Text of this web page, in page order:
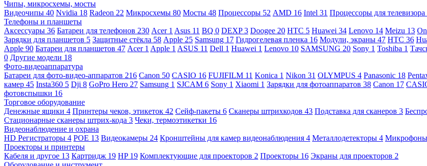
Чипы, микросхемы, мосты
Видеочипы 40 Nvidia 18 Radeon 22 Микросхемы 80 Мосты 48 Процессоры 52 AMD 16 Intel 31 Процессоры для телевизора
Телефоны и планшеты
Аксессуары 36 Батареи для телефонов 230 Acer 1 Asus 11 BQ 0 DEXP3 Doogee 20 HTC 5 Huawei 34 Lenovo 14 Meizu 13
Зарядки для планшетов 5 Защитные стёкла 58 Apple 25 Samsung 17 Гидрогелевая пленка 16 Модули, экраны 47 HTC 36
Apple 90 Батареи для планшетов 47 Acer 1 Apple 1 ASUS 11 Dell 1 Huawei 1 Lenovo 10 SAMSUNG 20 Sony 1 Toshiba 1
0 Другие модели 18
Фото-видеоаппаратура
Батареи для фото-видео-аппаратов 216 Canon 50 CASIO 16 FUJIFILM 11 Konica 1 Nikon 31 OLYMPUS 4 Panasonic 18
камер 45 Insta360 5 Dji 8 GoPro Hero 27 Samsung 1 SJCAM 6 Sony 1 Xiaomi 1 Зарядки для фотоаппаратов 38 Canon 17
фотовспышки 16
Торговое оборудование
Денежные ящики 4 Принтеры чеков, этикеток 42 Сейф-пакеты 6 Сканеры штрихкодов 43 Подставка для сканеров 3
Стационарные сканеры штрих-кода 3 Чеки, термоэтикетки 16
Видеонаблюдение и охрана
HD Регистраторы 4 POE 13 Видеокамеры 24 Кронштейны для камер видеонаблюдения 4 Металлодетекторы 4 Микрофоны
Проекторы и принтеры
Кабеля и другое 13 Картридж 19 HP 19 Комплектующие для проекторов 2 Проекторы 16 Экраны для проекторов 2